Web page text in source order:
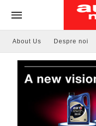
About Us Despre noi